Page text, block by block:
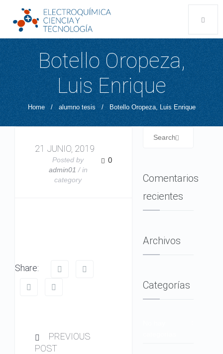
Botello Oropeza,
Luis Enrique
Home / alumno tesis / Botello Oropeza, Luis Enrique
21 JUNIO, 2019
Posted by
admin01 / in
category
0
Share:
PREVIOUS
POST
Comentarios
recientes
Archivos
Categorías